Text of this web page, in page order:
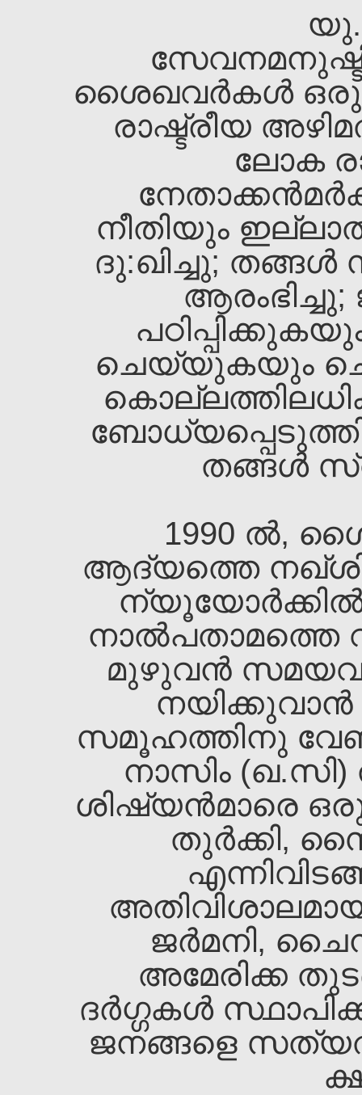
ശൈഖവര്‍കള്‍
രാഷ്ട്രീയ
ലോക
നീതിയും
ദു:ഖിച്ചു;
ആരംഭിച്ചു;
ചെയ്യുകയും
തങ്ങള്‍
1990 ല്‍,
ആദ്യത്തെ
ന്യൂയോര്‍ക്കില്‍
മുഴുവന്‍
നയിക്കുവാന്‍
സമൂഹത്തിനു
നാസിം (ഖ.സി)
ശിഷ്യന്‍മാരെ
തുര്‍ക്കി,
ജര്‍മനി,
അമേരിക്ക
ദര്‍ഗ്ഗകള്‍
ജനങ്ങളെ